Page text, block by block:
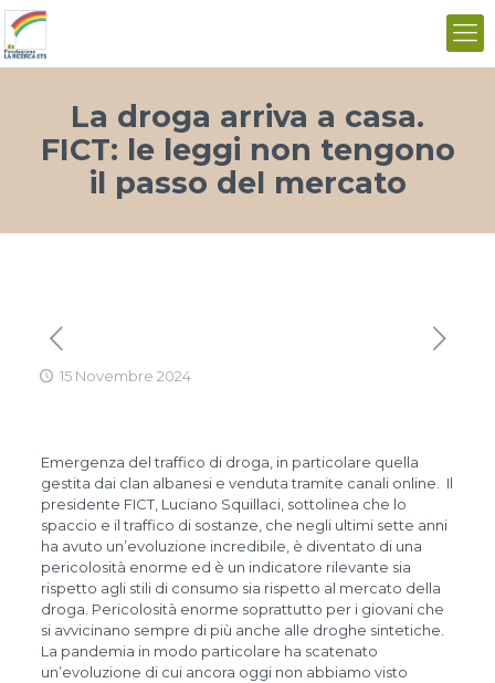
La droga arriva a casa.
FICT: le leggi non tengono
il passo del mercato
15 Novembre 2024
Emergenza del traffico di droga, in particolare quella
gestita dai clan albanesi e venduta tramite canali online. Il
presidente FICT, Luciano Squillaci, sottolinea che lo
spaccio e il traffico di sostanze, che negli ultimi sette anni
ha avuto un’evoluzione incredibile, è diventato di una
pericolosità enorme ed è un indicatore rilevante sia
rispetto agli stili di consumo sia rispetto al mercato della
droga. Pericolosità enorme soprattutto per i giovani che
si avvicinano sempre di più anche alle droghe sintetiche.
La pandemia in modo particolare ha scatenato
un’evoluzione di cui ancora oggi non abbiamo visto